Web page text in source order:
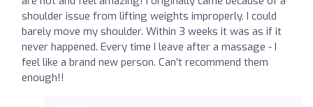
shoulder issue from lifting weights improperly. I could
barely move my shoulder. Within 3 weeks it was as if it
never happened. Every time I leave after a massage - I
feel like a brand new person. Can’t recommend them
enough!!